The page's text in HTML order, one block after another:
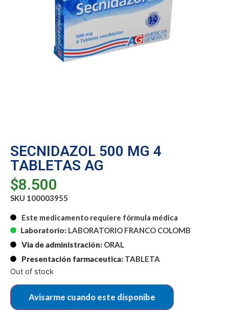
SECNIDAZOL 500 MG 4
TABLETAS AG
$8.500
SKU 100003955
Este medicamento requiere fórmula médica
Laboratorio: LABORATORIO FRANCO COLOMB
Via de administración: ORAL
Presentación farmaceutica: TABLETA
Out of stock